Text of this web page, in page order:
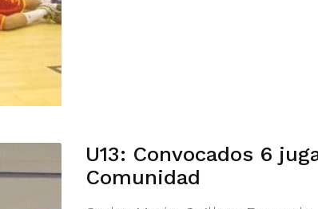
U13: Convocados 6
Comunidad